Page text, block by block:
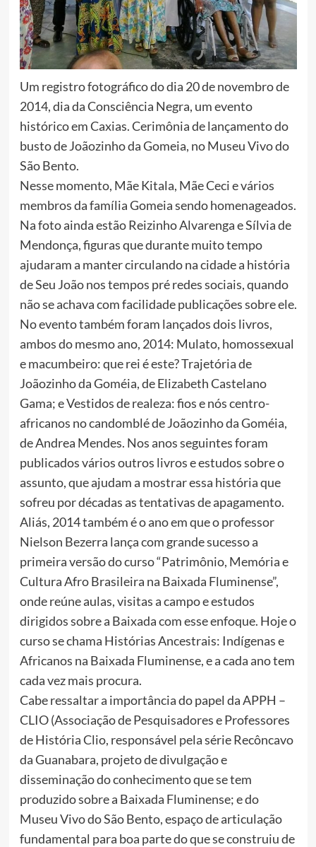
Um registro fotográfico do dia 20 de novembro de
2014, dia da Consciência Negra, um evento
histórico em Caxias. Cerimônia de lançamento do
busto de Joãozinho da Gomeia, no Museu Vivo do
São Bento.
Nesse momento, Mãe Kitala, Mãe Ceci e vários
membros da família Gomeia sendo homenageados.
Na foto ainda estão Reizinho Alvarenga e Sílvia de
Mendonça, figuras que durante muito tempo
ajudaram a manter circulando na cidade a história
de Seu João nos tempos pré redes sociais, quando
não se achava com facilidade publicações sobre ele.
No evento também foram lançados dois livros,
ambos do mesmo ano, 2014: Mulato, homossexual
e macumbeiro: que rei é este? Trajetória de
Joãozinho da Goméia, de Elizabeth Castelano
Gama; e Vestidos de realeza: fios e nós centro-
africanos no candomblé de Joãozinho da Goméia,
de Andrea Mendes. Nos anos seguintes foram
publicados vários outros livros e estudos sobre o
assunto, que ajudam a mostrar essa história que
sofreu por décadas as tentativas de apagamento.
Aliás, 2014 também é o ano em que o professor
Nielson Bezerra lança com grande sucesso a
primeira versão do curso “Patrimônio, Memória e
Cultura Afro Brasileira na Baixada Fluminense”,
onde reúne aulas, visitas a campo e estudos
dirigidos sobre a Baixada com esse enfoque. Hoje o
curso se chama Histórias Ancestrais: Indígenas e
Africanos na Baixada Fluminense, e a cada ano tem
cada vez mais procura.
Cabe ressaltar a importância do papel da APPH –
CLIO (Associação de Pesquisadores e Professores
de História Clio, responsável pela série Recôncavo
da Guanabara, projeto de divulgação e
disseminação do conhecimento que se tem
produzido sobre a Baixada Fluminense; e do
Museu Vivo do São Bento, espaço de articulação
fundamental para boa parte do que se construiu de